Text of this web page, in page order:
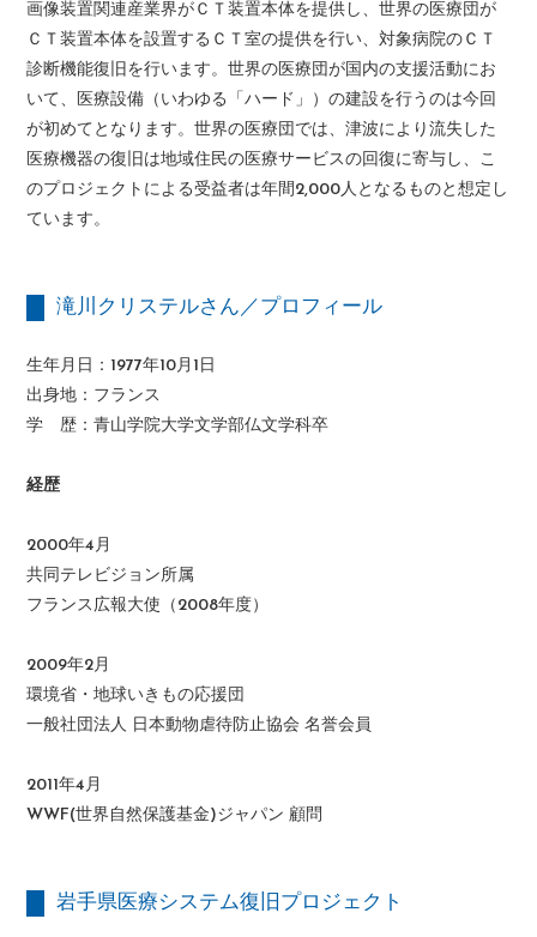
画像装置関連産業界がＣＴ装置本体を提供し、世界の医療団が
ＣＴ装置本体を設置するＣＴ室の提供を行い、対象病院のＣＴ
診断機能復旧を行います。世界の医療団が国内の支援活動にお
いて、医療設備（いわゆる「ハード」）の建設を行うのは今回
が初めてとなります。世界の医療団では、津波により流失した
医療機器の復旧は地域住民の医療サービスの回復に寄与し、こ
のプロジェクトによる受益者は年間2,000人となるものと想定し
ています。
滝川クリステルさん／プロフィール
生年月日：1977年10月1日
出身地：フランス
学 歴：青山学院大学文学部仏文学科卒
経歴
2000年4月
共同テレビジョン所属
フランス広報大使（2008年度）
2009年2月
環境省・地球いきもの応援団
一般社団法人 日本動物虐待防止協会 名誉会員
2011年4月
WWF(世界自然保護基金)ジャパン 顧問
岩手県医療システム復旧プロジェクト